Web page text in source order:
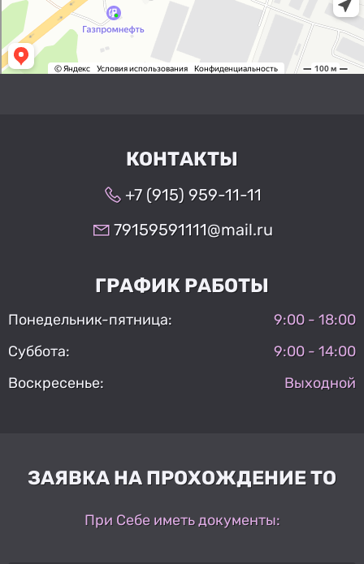
КОНТАКТЫ
+7 (915) 959-11-11
79159591111@mail.ru
ГРАФИК РАБОТЫ
Понедельник-пятница:
9:00 - 18:00
Суббота:
9:00 - 14:00
Воскресенье:
Выходной
ЗАЯВКА НА ПРОХОЖДЕНИЕ ТО
При Себе иметь документы: